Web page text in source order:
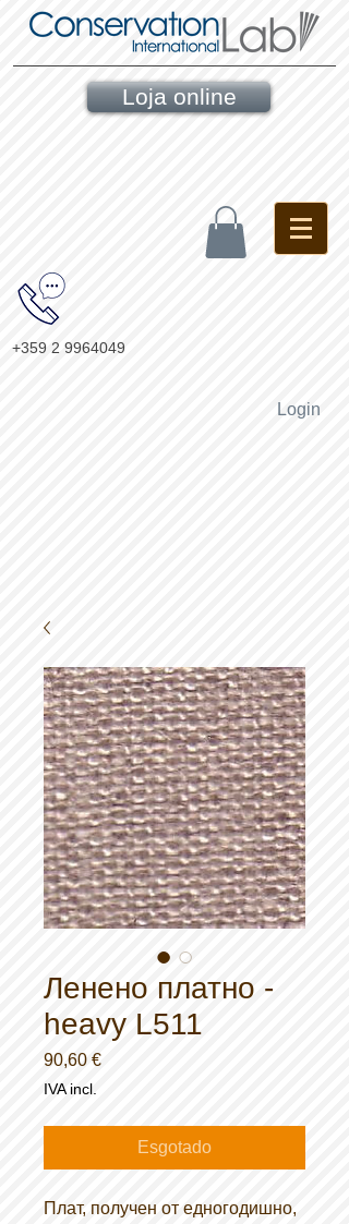
Loja online
+359 2 9964049
Login
Ленено платно -
heavy L511
90,60 €Preço
IVA incl.
Esgotado
Плат, получен от едногодишно,